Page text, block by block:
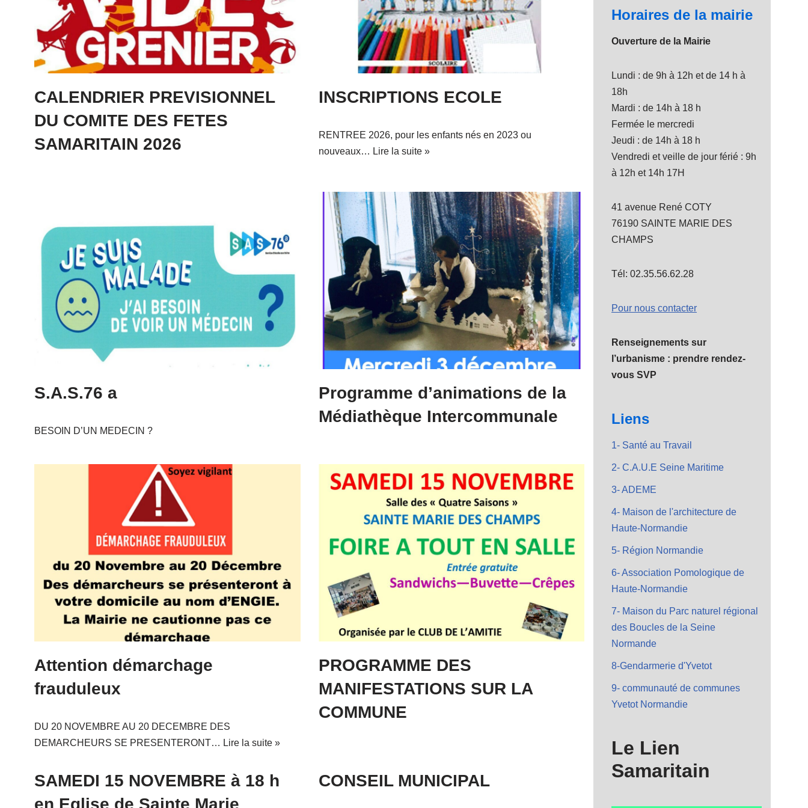
CALENDRIER PREVISIONNEL
DU COMITE DES FETES
SAMARITAIN 2026
INSCRIPTIONS ECOLE
RENTREE 2026, pour les enfants nés en 2023 ou
nouveaux… Lire la suite »
S.A.S.76 a
BESOIN D’UN MEDECIN ?
Programme d’animations de la
Médiathèque Intercommunale
Attention démarchage
frauduleux
DU 20 NOVEMBRE AU 20 DECEMBRE DES
DEMARCHEURS SE PRESENTERONT… Lire la suite »
PROGRAMME DES
MANIFESTATIONS SUR LA
COMMUNE
SAMEDI 15 NOVEMBRE à 18 h
en Eglise de Sainte Marie
CONSEIL MUNICIPAL
Horaires de la mairie
Ouverture de la Mairie
Lundi : de 9h à 12h et de 14 h à
18h
Mardi : de 14h à 18 h
Fermée le mercredi
Jeudi : de 14h à 18 h
Vendredi et veille de jour férié : 9h
à 12h et 14h 17H
41 avenue René COTY
76190 SAINTE MARIE DES
CHAMPS
Tél: 02.35.56.62.28
Pour nous contacter
Renseignements sur
l’urbanisme : prendre rendez-
vous SVP
Liens
1- Santé au Travail
2- C.A.U.E Seine Maritime
3- ADEME
4- Maison de l'architecture de
Haute-Normandie
5- Région Normandie
6- Association Pomologique de
Haute-Normandie
7- Maison du Parc naturel régional
des Boucles de la Seine
Normande
8-Gendarmerie d'Yvetot
9- communauté de communes
Yvetot Normandie
Le Lien
Samaritain